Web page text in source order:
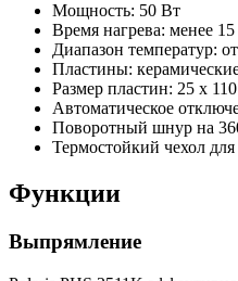
Мощность: 50 Вт
Время нагрева: менее 15
Диапазон температур:
Пластины:
Размер пластин: 25 x
Автоматическое
Поворотный шнур на
Термостойкий чехол
Функции
Выпрямление